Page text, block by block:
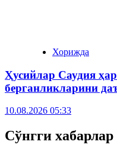
Хорижда
Ҳусийлар Саудия
берганликларини
10.08.2026 05:33
Сўнгги хабарлар